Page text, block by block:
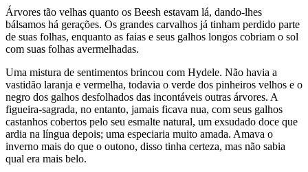
Árvores tão velhas quanto os Beesh estavam lá, dando-lhes
bálsamos há gerações. Os grandes carvalhos já tinham perdido parte
de suas folhas, enquanto as faias e seus galhos longos cobriam o sol
com suas folhas avermelhadas.
Uma mistura de sentimentos brincou com Hydele. Não havia a
vastidão laranja e vermelha, todavia o verde dos pinheiros velhos e o
negro dos galhos desfolhados das incontáveis outras árvores. A
figueira-sagrada, no entanto, jamais ficava nua, com seus galhos
castanhos cobertos pelo seu esmalte natural, um exsudado doce que
ardia na língua depois; uma especiaria muito amada. Amava o
inverno mais do que o outono, disso tinha certeza, mas não sabia
qual era mais belo.